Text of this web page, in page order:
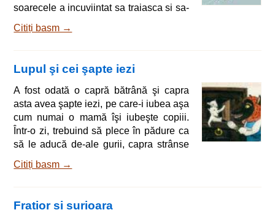
soarecele a incuviintat sa traiasca si sa-
ne facem provizii pentru iarna, sau vom
oriunde, caci poti fi lesne prins intr-o
capcana odata si-odata. Acest bun sfat
a fost urmat de indata, si cei doi au
cumparat un borcan cu unt
Citiți basm →
Lupul şi cei şapte iezi
A fost odată o capră bătrână şi capra
asta avea şapte iezi, pe care-i iubea aşa
cum numai o mamă îşi iubeşte copiii.
Într-o zi, trebuind să plece în pădure ca
să le aducă de-ale gurii, capra strânse
astfel: - Dragii mei copilaşi, eu trebuie
de lup. Că de-ar izbuti să intre pacostea
Citiți basm →
Fratior si surioara